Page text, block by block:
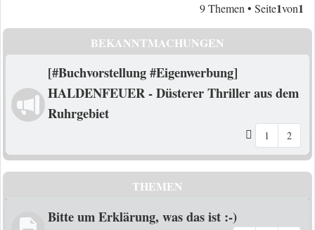
9 Themen • Seite1von1
BEKANNTMACHUNGEN
[#Buchvorstellung #Eigenwerbung]
HALDENFEUER - Düsterer Thriller aus dem
Ruhrgebiet
1 2
THEMEN
Bitte um Erklärung, was das ist :-)